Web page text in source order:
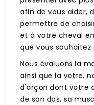
afin de vous aider,
permettre de
et à votre cheval
que vous souhaitez
Nous évaluons la
ainsi que la votre,
d'arçon dont votre
de son dos, sa